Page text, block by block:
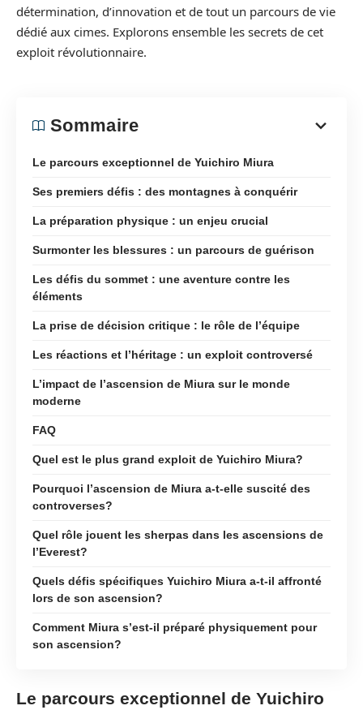
détermination, d’innovation et de tout un parcours de vie
dédié aux cimes. Explorons ensemble les secrets de cet
exploit révolutionnaire.
Sommaire
Le parcours exceptionnel de Yuichiro Miura
Ses premiers défis : des montagnes à conquérir
La préparation physique : un enjeu crucial
Surmonter les blessures : un parcours de guérison
Les défis du sommet : une aventure contre les
éléments
La prise de décision critique : le rôle de l’équipe
Les réactions et l’héritage : un exploit controversé
L’impact de l’ascension de Miura sur le monde
moderne
FAQ
Quel est le plus grand exploit de Yuichiro Miura?
Pourquoi l’ascension de Miura a-t-elle suscité des
controverses?
Quel rôle jouent les sherpas dans les ascensions de
l’Everest?
Quels défis spécifiques Yuichiro Miura a-t-il affronté
lors de son ascension?
Comment Miura s’est-il préparé physiquement pour
son ascension?
Le parcours exceptionnel de Yuichiro